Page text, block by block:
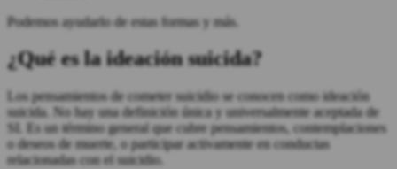
Podemos ayudarlo de estas formas y más.
¿Qué es la ideación suicida?
Los pensamientos de cometer suicidio se conocen como ideación
suicida. No hay una definición única y universalmente aceptada de
SI. Es un término general que cubre pensamientos, contemplaciones
o deseos de muerte, o participar activamente en conductas
relacionadas con el suicidio.